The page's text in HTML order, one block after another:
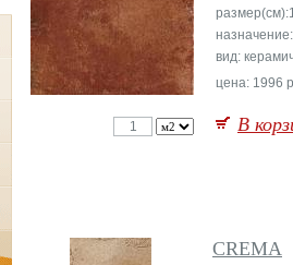
вид:
цена: 1996
В
CREMA